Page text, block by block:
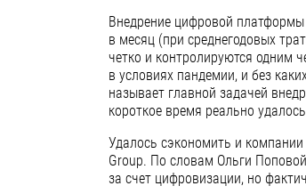
Внедрение цифровой платформы
в месяц (при среднегодовых
четко и контролируются одним
в условиях пандемии, и без
называет главной задачей
короткое время реально
Удалось сэкономить и
Group. По словам Ольги
за счет цифровизации, но